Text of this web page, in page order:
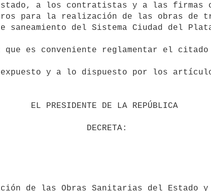
a los contratistas y a las firmas
para la realización de las obras de
saneamiento del Sistema Ciudad del